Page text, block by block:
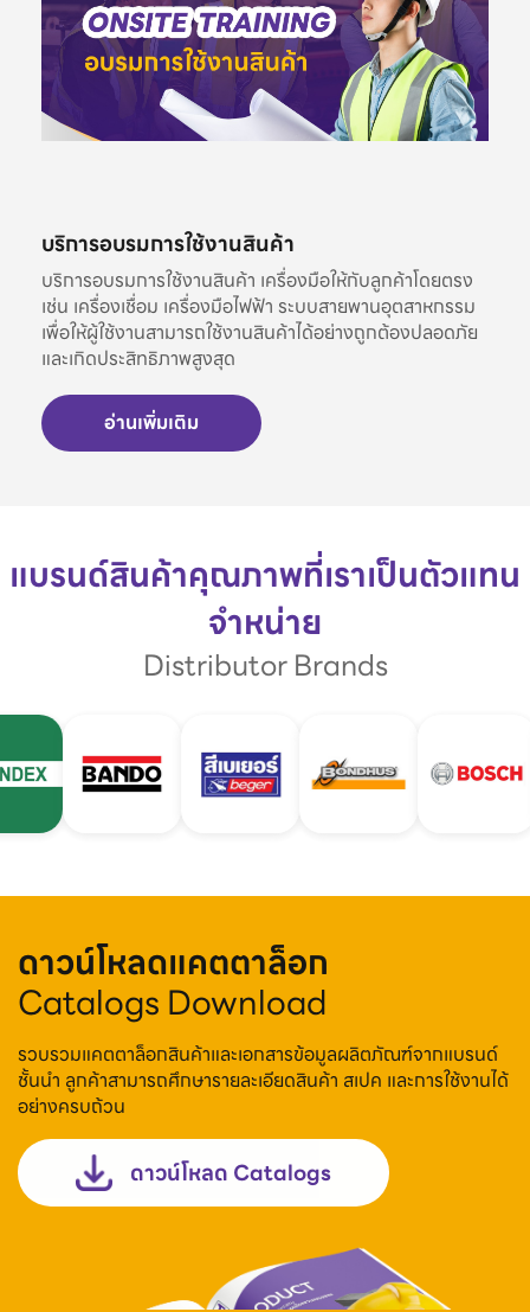
บริการอบรมการใช้งานสินค้า
บริการอบรมการใช้งานสินค้า เครื่องมือให้กับลูกค้าโดยตรง
เช่น เครื่องเชื่อม เครื่องมือไฟฟ้า ระบบสายพานอุตสาหกรรม
เพื่อให้ผู้ใช้งานสามารถใช้งานสินค้าได้อย่างถูกต้องปลอดภัย
และเกิดประสิทธิภาพสูงสุด
อ่านเพิ่มเติม
แบรนด์สินค้าคุณภาพที่เราเป็นตัวแทน
จำหน่าย
Distributor Brands
ดาวน์โหลดแคตตาล็อก
Catalogs Download
รวบรวมแคตตาล็อกสินค้าและเอกสารข้อมูลผลิตภัณฑ์จากแบรนด์
ชั้นนำ ลูกค้าสามารถศึกษารายละเอียดสินค้า สเปค และการใช้งานได้
อย่างครบถ้วน
ดาวน์โหลด Catalogs